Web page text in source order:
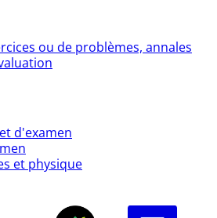
ou de problèmes, annales
d'examen
et physique